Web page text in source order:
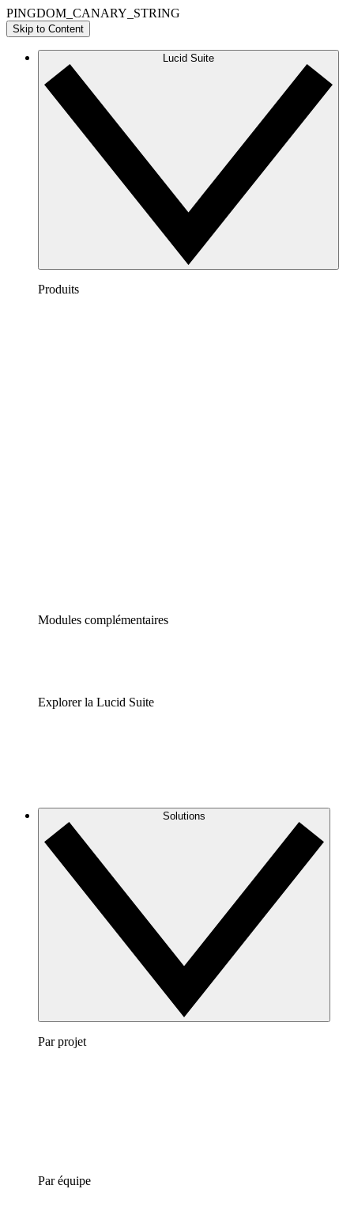
PINGDOM_CANARY_STRING
Skip to Content
Lucid Suite
Produits
Modules complémentaires
Explorer la Lucid Suite
Solutions
Par projet
Par équipe